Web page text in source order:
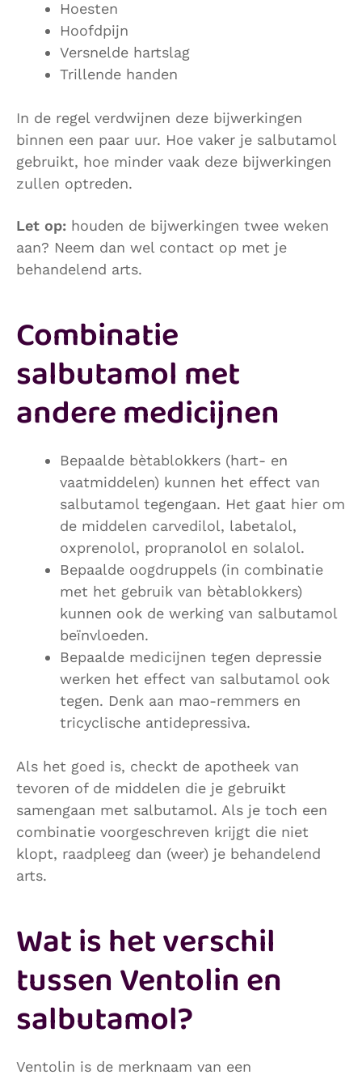
Hoesten
Hoofdpijn
Versnelde hartslag
Trillende handen
In de regel verdwijnen deze bijwerkingen
binnen een paar uur. Hoe vaker je salbutamol
gebruikt, hoe minder vaak deze bijwerkingen
zullen optreden.
Let op: houden de bijwerkingen twee weken
aan? Neem dan wel contact op met je
behandelend arts.
Combinatie
salbutamol met
andere medicijnen
Bepaalde bètablokkers (hart- en
vaatmiddelen) kunnen het effect van
salbutamol tegengaan. Het gaat hier om
de middelen carvedilol, labetalol,
oxprenolol, propranolol en solalol.
Bepaalde oogdruppels (in combinatie
met het gebruik van bètablokkers)
kunnen ook de werking van salbutamol
beïnvloeden.
Bepaalde medicijnen tegen depressie
werken het effect van salbutamol ook
tegen. Denk aan mao-remmers en
tricyclische antidepressiva.
Als het goed is, checkt de apotheek van
tevoren of de middelen die je gebruikt
samengaan met salbutamol. Als je toch een
combinatie voorgeschreven krijgt die niet
klopt, raadpleeg dan (weer) je behandelend
arts.
Wat is het verschil
tussen Ventolin en
salbutamol?
Ventolin is de merknaam van een